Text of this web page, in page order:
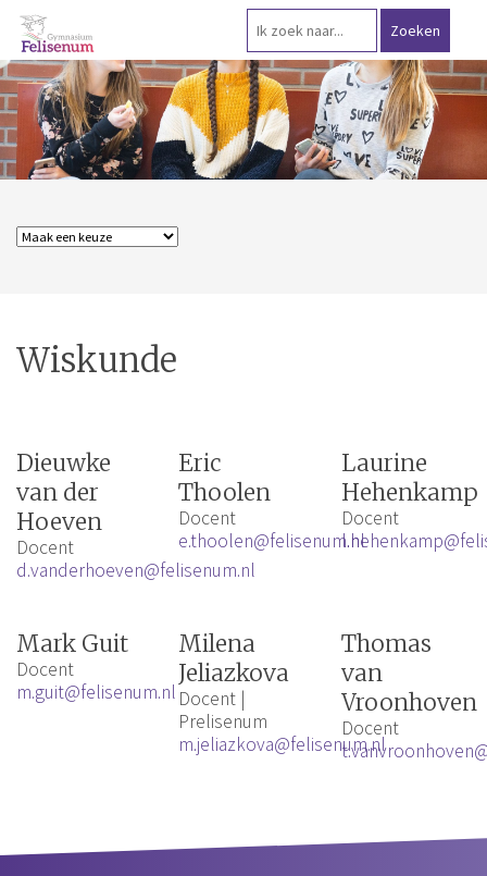
Wiskunde
Dieuwke
van der
Hoeven
Docent
d.vanderhoeven@felisenum.nl
Eric
Thoolen
Docent
e.thoolen@felisenum.nl
Laurine
Hehenkamp
Docent
Mark Guit
Docent
m.guit@felisenum.nl
Milena
Jeliazkova
Docent |
Prelisenum
m.jeliazkova@felisenum.nl
Thomas
van
Vroonhoven
Docent